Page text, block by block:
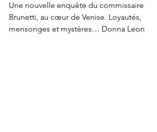
Une nouvelle enquête du commissaire
Brunetti, au cœur de Venise. Loyautés,
mensonges et mystères… Donna Leon